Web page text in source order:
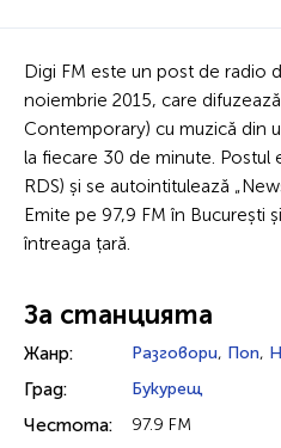
Digi FM este un post de radio
noiembrie 2015, care
Contemporary) cu muzică din
la fiecare 30 de minute. Postul
RDS) și se autointitulează
Emite pe 97,9 FM în București
întreaga țară.
За станцията
Жанр: Разговори, Поп,
Град: Букурещ
Честота: 97.9 FM